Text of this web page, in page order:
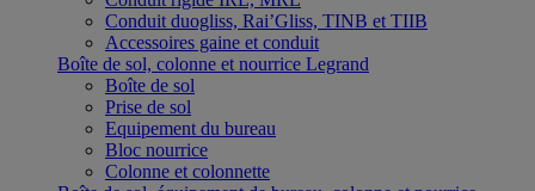
Conduit duogliss, Rai’Gliss, TINB et TIIB
Accessoires gaine et conduit
Boîte de sol, colonne et nourrice Legrand
Boîte de sol
Prise de sol
Equipement du bureau
Bloc nourrice
Colonne et colonnette